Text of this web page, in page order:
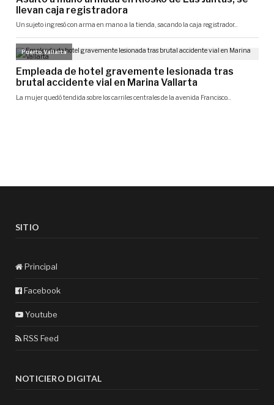
SITIO
Principal
Facebook
Youtube
RSS Feed
NOTICIERO DIGITAL